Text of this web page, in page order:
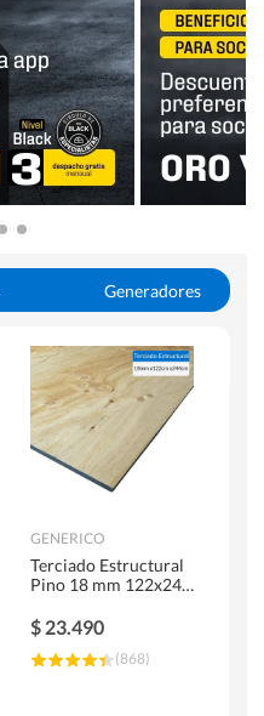
Generadores
Sierras Circulares
GENERICO
Terciado Estructural
Pino 18 mm 122x244
$ 23.490
(868)